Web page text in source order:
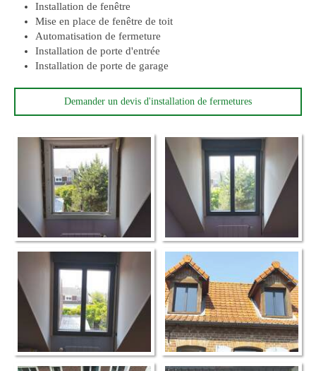
Installation de fenêtre
Mise en place de fenêtre de toit
Automatisation de fermeture
Installation de porte d'entrée
Installation de porte de garage
Demander un devis d'installation de fermetures